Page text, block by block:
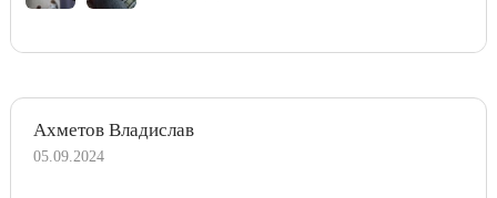
Ахметов Владислав
05.09.2024